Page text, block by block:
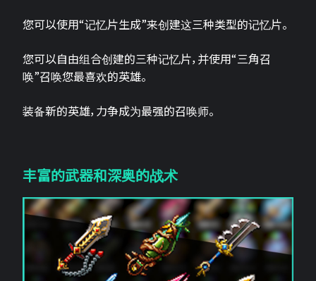
您可以使用“记忆片生成”来创建这三种类型的记忆片。
您可以自由组合创建的三种记忆片，并使用“三角召
唤”召唤您最喜欢的英雄。
装备新的英雄，力争成为最强的召唤师。
丰富的武器和深奥的战术